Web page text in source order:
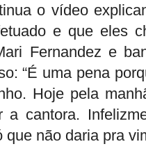
o vídeo
e que eles
Fernandez e
“É uma pena
Hoje pela
a cantora.
que não daria pra